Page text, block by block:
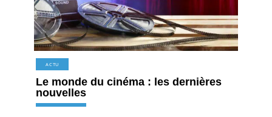
ACTU
Le monde du cinéma : les dernières
nouvelles